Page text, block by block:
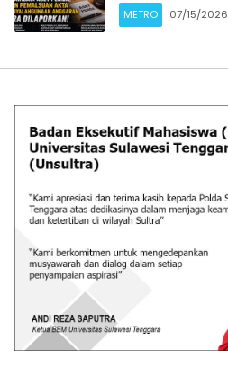
METRO 07/15/2026